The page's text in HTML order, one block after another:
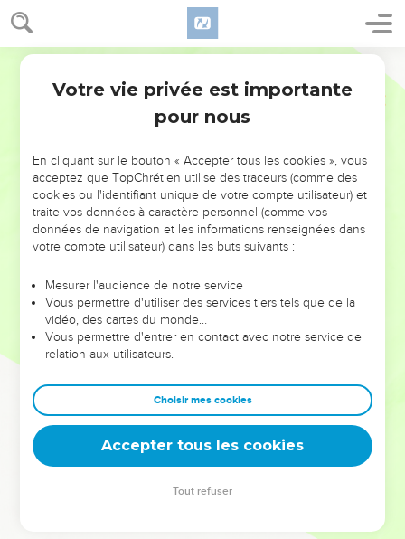
NE MANQUEZ PAS L’ÉVÉNEMENT
DE L’ANNÉE !
ET SI LEURS ERREURS POUVAIENT VOUS ÉVITER LES
VOTRES ?
leur foi ou leur vision. Mais on voit moins les doutes, les erreurs
et les saisons difficiles qu'ils ont traversés, alors même que ce
sont elles qui les ont façonnés.
Dans cette conférence, leaders, entrepreneurs, et responsables
clés pour avancer avec plus de sagesse afin que leurs erreurs
deviennent vos tremplins. Que vous guidiez un ministère, une
équipe, un groupe ou une famille, leur expérience est faite
Votre vie privée est importante
pour nous
En cliquant sur le bouton « Accepter tous les cookies », vous
acceptez que TopChrétien utilise des traceurs (comme des
cookies ou l'identifiant unique de votre compte utilisateur) et
traite vos données à caractère personnel (comme vos
données de navigation et les informations renseignées dans
votre compte utilisateur) dans les buts suivants :
Mesurer l'audience de notre service
Vous permettre d'utiliser des services tiers tels que de la
vidéo, des cartes du monde…
Vous permettre d'entrer en contact avec notre service de
relation aux utilisateurs.
Choisir mes cookies
Accepter tous les cookies
Tout refuser